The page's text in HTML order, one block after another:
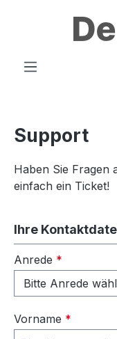
Zum Hauptinhalt
Support
Haben Sie Fragen
einfach ein Ticket!
Ihre
Anrede *
Vorname *